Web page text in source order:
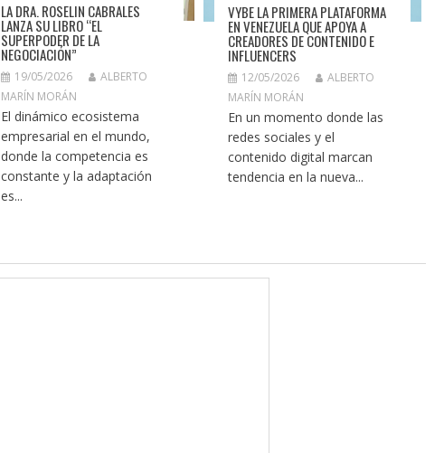
LA DRA. ROSELIN CABRALES
LANZA SU LIBRO “EL
SUPERPODER DE LA
NEGOCIACIÓN”
19/05/2026
ALBERTO
MARÍN MORÁN
El dinámico ecosistema
empresarial en el mundo,
donde la competencia es
constante y la adaptación
es...
VYBE LA PRIMERA PLATAFORMA
EN VENEZUELA QUE APOYA A
CREADORES DE CONTENIDO E
INFLUENCERS
12/05/2026
ALBERTO
MARÍN MORÁN
En un momento donde las
redes sociales y el
contenido digital marcan
tendencia en la nueva...